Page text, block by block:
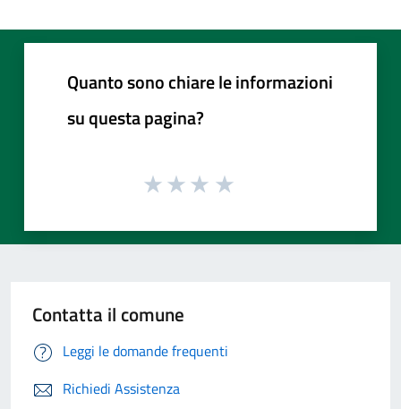
Quanto sono chiare le informazioni
su questa pagina?
Contatta il comune
Leggi le domande frequenti
Richiedi Assistenza